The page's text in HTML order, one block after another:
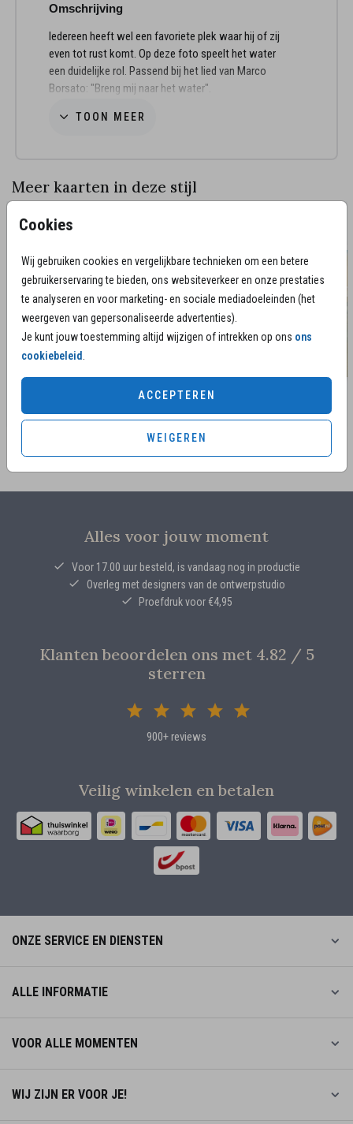
Cookies
Wij gebruiken cookies en vergelijkbare technieken om een betere
gebruikerservaring te bieden, ons websiteverkeer en onze prestaties
te analyseren en voor marketing- en sociale mediadoeleinden (het
weergeven van gepersonaliseerde advertenties).
Je kunt jouw toestemming altijd wijzigen of intrekken op ons ons
cookiebeleid
ACCEPTEREN
WEIGEREN
Omschrijving
Iedereen heeft wel een favoriete plek waar hij of zij
even tot rust komt. Op deze foto speelt het water
een duidelijke rol. Passend bij het lied van Marco
Borsato: "Breng mij naar het water".
Advies van de makers:
over de levering? Neem contact met ons op.
9.00 - 21.00 uur.
TOON MEER
Meer kaarten in deze stijl
Alles voor jouw moment
Voor 17.00 uur besteld, is vandaag nog in productie
Overleg met designers van de ontwerpstudio
Proefdruk voor €4,95
Klanten beoordelen ons met 4.82 / 5
sterren
900+ reviews
Veilig winkelen en betalen
ONZE SERVICE EN DIENSTEN
ALLE INFORMATIE
VOOR ALLE MOMENTEN
WIJ ZIJN ER VOOR JE!